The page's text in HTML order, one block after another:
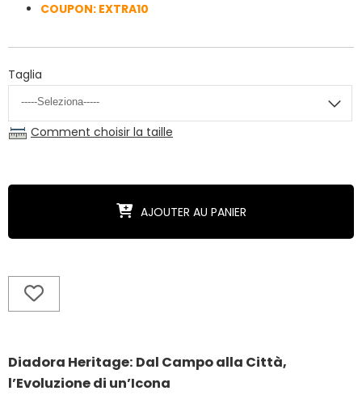
COUPON: EXTRA10
Taglia
Comment choisir la taille
AJOUTER AU PANIER
Diadora Heritage: Dal Campo alla Città,
l’Evoluzione di un’Icona